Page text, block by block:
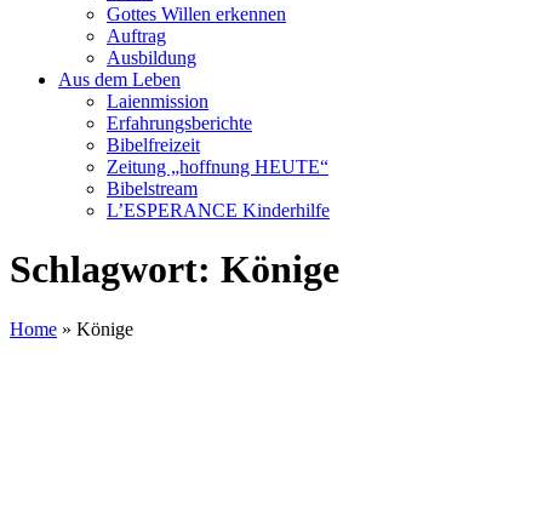
Gottes Willen erkennen
Auftrag
Ausbildung
Aus dem Leben
Laienmission
Erfahrungsberichte
Bibelfreizeit
Zeitung „hoffnung HEUTE“
Bibelstream
L’ESPERANCE Kinderhilfe
Schlagwort: Könige
Home » Könige